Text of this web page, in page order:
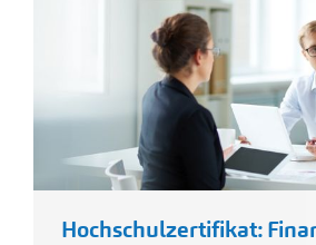
Hochschulzertifikat: